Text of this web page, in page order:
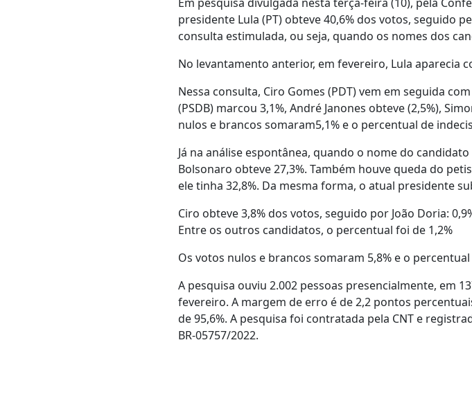
presidente Lula (PT) obteve 40,6% dos votos, seguido
consulta estimulada, ou seja, quando os nomes dos
No levantamento anterior, em fevereiro, Lula aparecia
Nessa consulta, Ciro Gomes (PDT) vem em seguida
(PSDB) marcou 3,1%, André Janones obteve (2,5%),
nulos e brancos somaram5,1% e o percentual de
Já na análise espontânea, quando o nome do
Bolsonaro obteve 27,3%. Também houve queda do
ele tinha 32,8%. Da mesma forma, o atual presidente
Ciro obteve 3,8% dos votos, seguido por João Doria:
Entre os outros candidatos, o percentual foi de 1,2%
Os votos nulos e brancos somaram 5,8% e o
A pesquisa ouviu 2.002 pessoas presencialmente, em
fevereiro. A margem de erro é de 2,2 pontos
de 95,6%. A pesquisa foi contratada pela CNT e
BR-05757/2022.